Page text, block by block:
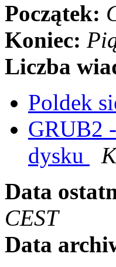
Początek:
Koniec:
Liczba
Poldek
GRUB2
dysku
Data
CEST
Data